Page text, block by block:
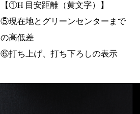
【①H 目安距離（黄文字）】
⑤現在地とグリーンセンターまで
の高低差
⑥打ち上げ、打ち下ろしの表示